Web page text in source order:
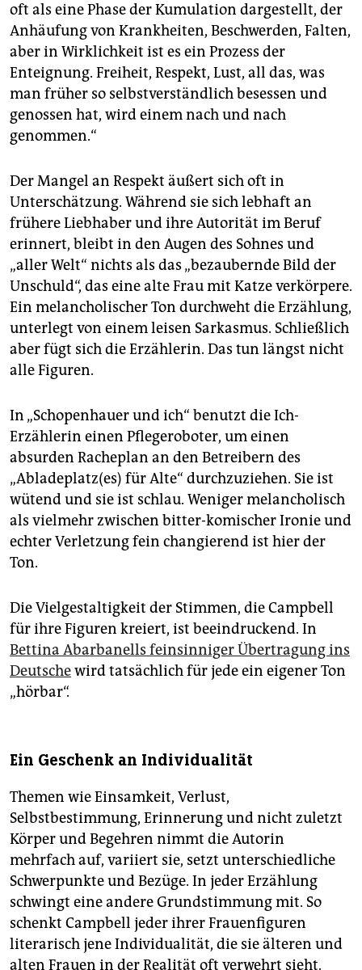
oft als eine Phase der Kumulation dargestellt, der
Anhäufung von Krankheiten, Beschwerden, Falten,
aber in Wirklichkeit ist es ein Prozess der
Enteignung. Freiheit, Respekt, Lust, all das, was
man früher so selbstverständlich besessen und
genossen hat, wird einem nach und nach
genommen.“
Der Mangel an Respekt äußert sich oft in
Unterschätzung. Während sie sich lebhaft an
frühere Liebhaber und ihre Autorität im Beruf
erinnert, bleibt in den Augen des Sohnes und
„aller Welt“ nichts als das „bezaubernde Bild der
Unschuld“, das eine alte Frau mit Katze verkörpere.
Ein melancholischer Ton durchweht die Erzählung,
unterlegt von einem leisen Sarkasmus. Schließlich
aber fügt sich die Erzählerin. Das tun längst nicht
alle Figuren.
In „Schopenhauer und ich“ benutzt die Ich-
Erzählerin einen Pflegeroboter, um einen
absurden Racheplan an den Betreibern des
„Abladeplatz(es) für Alte“ durchzuziehen. Sie ist
wütend und sie ist schlau. Weniger melancholisch
als vielmehr zwischen bitter-komischer Ironie und
echter Verletzung fein changierend ist hier der
Ton.
Die Vielgestaltigkeit der Stimmen, die Campbell
für ihre Figuren kreiert, ist beein­druckend. In
Bettina Abar­banells feinsinniger Übertragung ins
Deutschewird tatsächlich für jede ein eigener Ton
„hörbar“.
Ein Geschenk an Individualität
Themen wie Einsamkeit, Verlust,
Selbstbestimmung, Erinnerung und nicht zuletzt
Körper und Begehren nimmt die Autorin
mehrfach auf, variiert sie, setzt unterschiedliche
Schwerpunkte und Bezüge. In jeder Erzählung
schwingt eine andere Grundstimmung mit. So
schenkt Campbell jeder ihrer Frauenfiguren
literarisch jene Individualität, die sie älteren und
alten Frauen in der Realität oft verwehrt sieht.